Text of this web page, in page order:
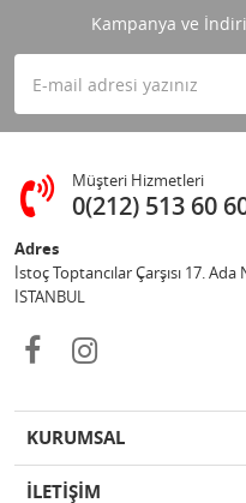
Kampanya ve
Müşteri Hizmetleri
0(212) 513 60
Adres
İstoç Toptancılar Çarşısı 17.
İSTANBUL
KURUMSAL
İLETİŞİM